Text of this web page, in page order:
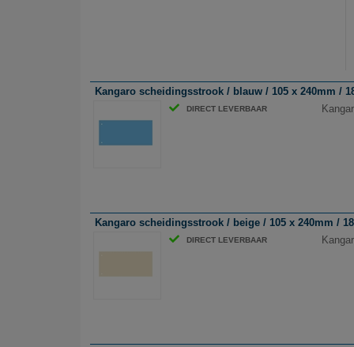
Kangaro scheidingsstrook / blauw / 105 x 240mm /
DIRECT LEVERBAAR
Kangaro scheidingsstrook / beige / 105 x 240mm /
DIRECT LEVERBAAR